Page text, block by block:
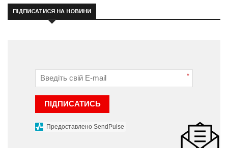
ПІДПИСАТИСЯ НА НОВИНИ
*
ПІДПИСАТИСЬ
Предоставлено SendPulse